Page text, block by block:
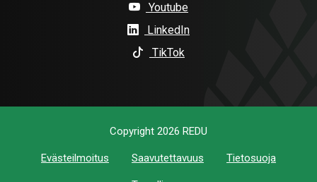
Youtube
LinkedIn
TikTok
Copyright 2026 REDU
Evästeilmoitus Saavutettavuus Tietosuoja